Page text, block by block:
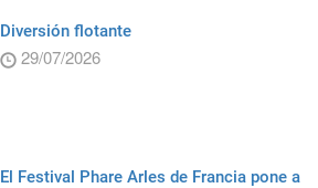
Diversión flotante
29/07/2026
El Festival Phare Arles de Francia pone a